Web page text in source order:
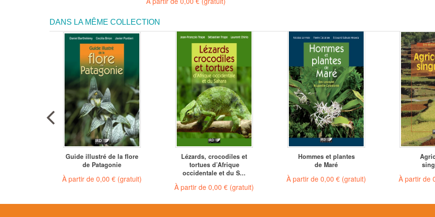
DANS LA MÊME COLLECTION
Guide illustré de la flore
de Patagonie
À partir de 0,00 € (gratuit)
Lézards, crocodiles et
tortues d’Afrique
occidentale et du S...
À partir de 0,00 € (gratuit)
Hommes et plantes
de Maré
À partir de 0,00 € (gratuit) À partir de